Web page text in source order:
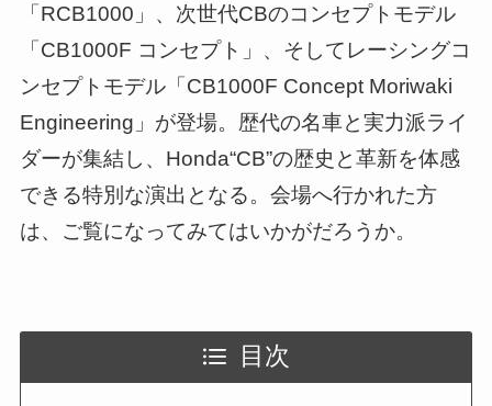
「RCB1000」、次世代CBのコンセプトモデル
「CB1000F コンセプト」、そしてレーシングコ
ンセプトモデル「CB1000F Concept Moriwaki
Engineering」が登場。歴代の名車と実力派ライ
ダーが集結し、Honda“CB”の歴史と革新を体感
できる特別な演出となる。会場へ行かれた方
は、ご覧になってみてはいかがだろうか。
目次